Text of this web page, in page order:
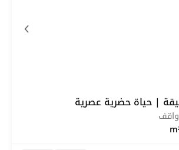
| حياة حضرية عصرية